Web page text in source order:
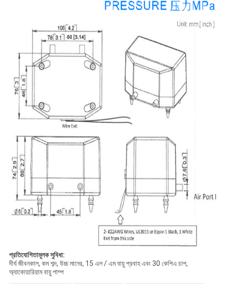
প্রতিযোগিতামূলক সুবিধা:
দীর্ঘ জীবনকাল, কম শব্দ, উচ্চ মানের, 15 এল / এম বায়ু প্রবাহ এবং 30 কেপিএ চাপ,
অ্যাকোয়ারিয়াম বায়ু পাম্প